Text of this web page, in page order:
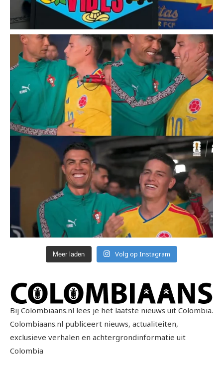
Meer laden Volg op Instagram
Bij Colombiaans.nl lees je het laatste nieuws uit Colombia.
Colombiaans.nl publiceert nieuws, actualiteiten,
exclusieve verhalen en achtergrondinformatie uit
Colombia